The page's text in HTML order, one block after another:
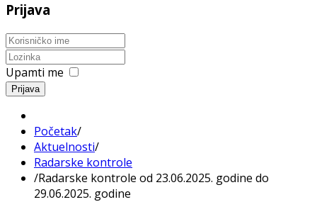
Prijava
Upamti me
Prijava
Početak/
Aktuelnosti/
Radarske kontrole
/Radarske kontrole od 23.06.2025. godine do
29.06.2025. godine